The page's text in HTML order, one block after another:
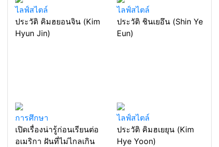
ไลฟ์สไตล์
ประวัติ คิมฮยอนจิน (Kim
Hyun Jin)
ไลฟ์สไตล์
ประวัติ ชินเยอึน (Shin Ye
Eun)
การศึกษา
เปิดเรื่องน่ารู้ก่อนเรียนต่อ
อเมริกา ฝันที่ไม่ไกลเกิน
ไลฟ์สไตล์
ประวัติ คิมฮเยยุน (Kim
Hye Yoon)